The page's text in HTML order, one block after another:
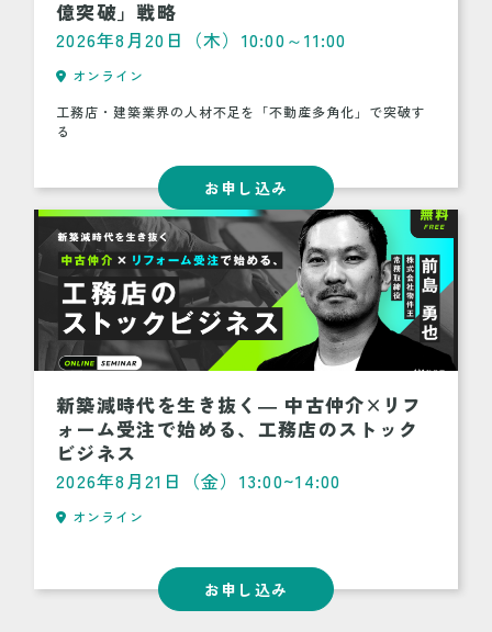
億突破」戦略
2026年8月20日（木）10:00～11:00
オンライン
工務店・建築業界の人材不足を「不動産多角化」で突破す
る
お申し込み
新築減時代を生き抜く― 中古仲介×リフ
ォーム受注で始める、工務店のストック
ビジネス
2026年8月21日（金）13:00~14:00
オンライン
お申し込み